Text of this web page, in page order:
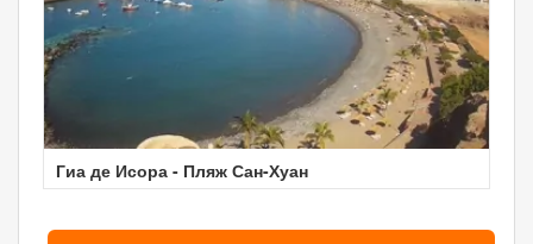
Гиа де Исора - Пляж Сан-Хуан